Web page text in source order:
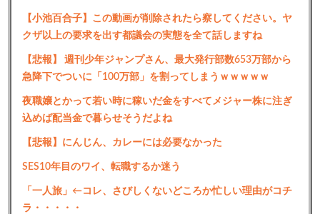
【小池百合子】この動画が削除されたら察してください。ヤ
クザ以上の要求を出す都議会の実態を全て話しますね
【悲報】 週刊少年ジャンプさん、最大発行部数653万部から
急降下でついに「100万部」を割ってしまうｗｗｗｗｗ
夜職嬢とかって若い時に稼いだ金をすべてメジャー株に注ぎ
込めば配当金で暮らせそうだよね
【悲報】にんじん、カレーには必要なかった
SES10年目のワイ、転職するか迷う
「一人旅」←コレ、さびしくないどころか忙しい理由がコチ
ラ・・・・・